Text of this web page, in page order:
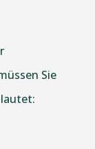
Sie